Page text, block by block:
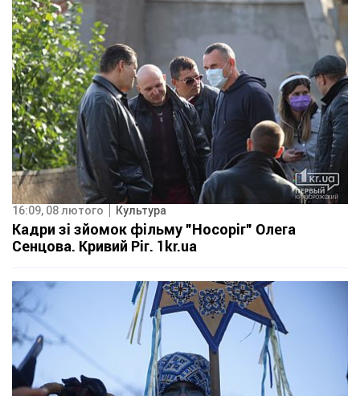
16:09, 08 лютого Культура
Кадри зі зйомок фільму "Носоріг" Олега
Сенцова. Кривий Ріг. 1kr.ua